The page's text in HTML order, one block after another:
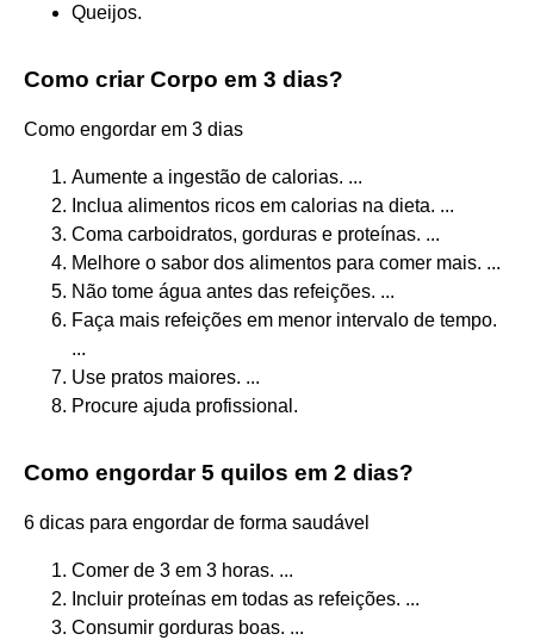
Queijos.
Como criar Corpo em 3 dias?
Como engordar em 3 dias
Aumente a ingestão de calorias. ...
Inclua alimentos ricos em calorias na dieta. ...
Coma carboidratos, gorduras e proteínas. ...
Melhore o sabor dos alimentos para comer mais. ...
Não tome água antes das refeições. ...
Faça mais refeições em menor intervalo de tempo.
...
Use pratos maiores. ...
Procure ajuda profissional.
Como engordar 5 quilos em 2 dias?
6 dicas para engordar de forma saudável
Comer de 3 em 3 horas. ...
Incluir proteínas em todas as refeições. ...
Consumir gorduras boas. ...